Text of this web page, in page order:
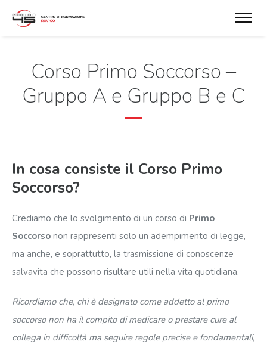
Corso Primo Soccorso –
Gruppo A e Gruppo B e C
In cosa consiste il Corso Primo
Soccorso?
Crediamo che lo svolgimento di un corso di Primo
Soccorso non rappresenti solo un adempimento di legge,
ma anche, e soprattutto, la trasmissione di conoscenze
salvavita che possono risultare utili nella vita quotidiana.
Ricordiamo che, chi è designato come addetto al primo
soccorso non ha il compito di medicare o prestare cure al
collega in difficoltà ma seguire regole precise e fondamentali,